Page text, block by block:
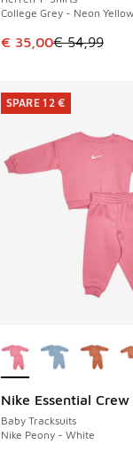
College Grey - Neon Yellow
Dieser Artikel ist im
€ 35,00€ 54,99
Nike Essential Crew
Baby Tracksuits
Nike Peony - White
SPARE 12 €
SPARE 12 €